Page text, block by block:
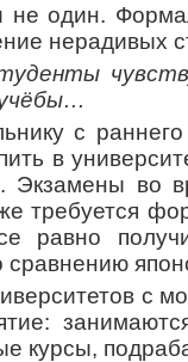
один.
нерадивых
с раннего
в
Экзамены во
требуется
равно
с
курсы,